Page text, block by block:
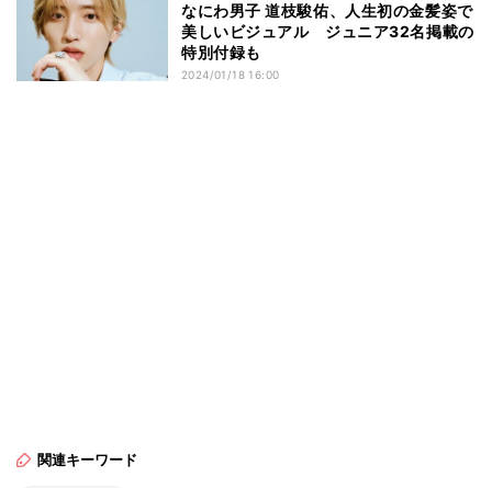
なにわ男子 道枝駿佑、人生初の金髪姿で
美しいビジュアル ジュニア32名掲載の
特別付録も
2024/01/18 16:00
関連キーワード